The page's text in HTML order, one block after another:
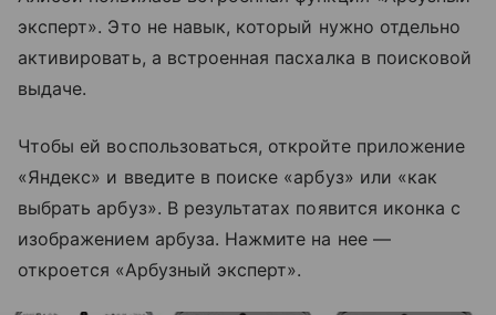
эксперт». Это не навык, который нужно отдельно
активировать, а встроенная пасхалка в поисковой
выдаче.
Чтобы ей воспользоваться, откройте приложение
«Яндекс» и введите в поиске «арбуз» или «как
выбрать арбуз». В результатах появится иконка с
изображением арбуза. Нажмите на нее —
откроется «Арбузный эксперт».